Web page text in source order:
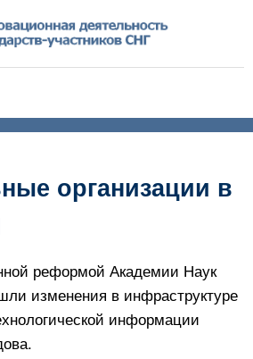
организации в
реформой Академии Наук
изменения в инфраструктуре
информации